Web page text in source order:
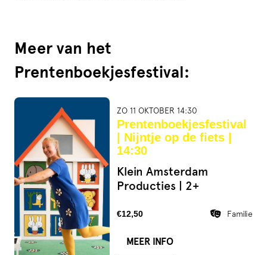
Meer van het
Prentenboekjesfestival:
ZO 11 OKTOBER 14:30
Prentenboekjesfestival
| Nijntje op de fiets |
14:30
Klein Amsterdam
Producties | 2+
€12,50 Familie
MEER INFO